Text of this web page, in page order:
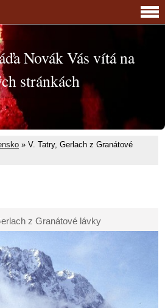
Novák Vás vítá na
stránkách
» V. Tatry, Gerlach z Granátové
z Granátové lávky